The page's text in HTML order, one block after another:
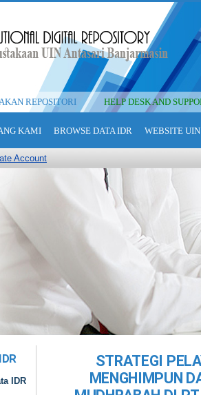
REPOSITORI HELP DESK AND
KAMI BROWSE DATA IDR WEBSITE
Account
IDR
STRATEGI
MENGHIMPUN